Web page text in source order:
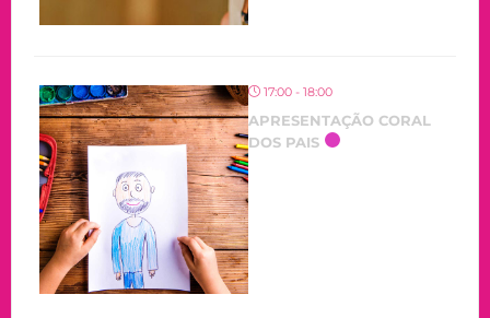
17:00 - 18:00
APRESENTAÇÃO CORAL
DOS PAIS